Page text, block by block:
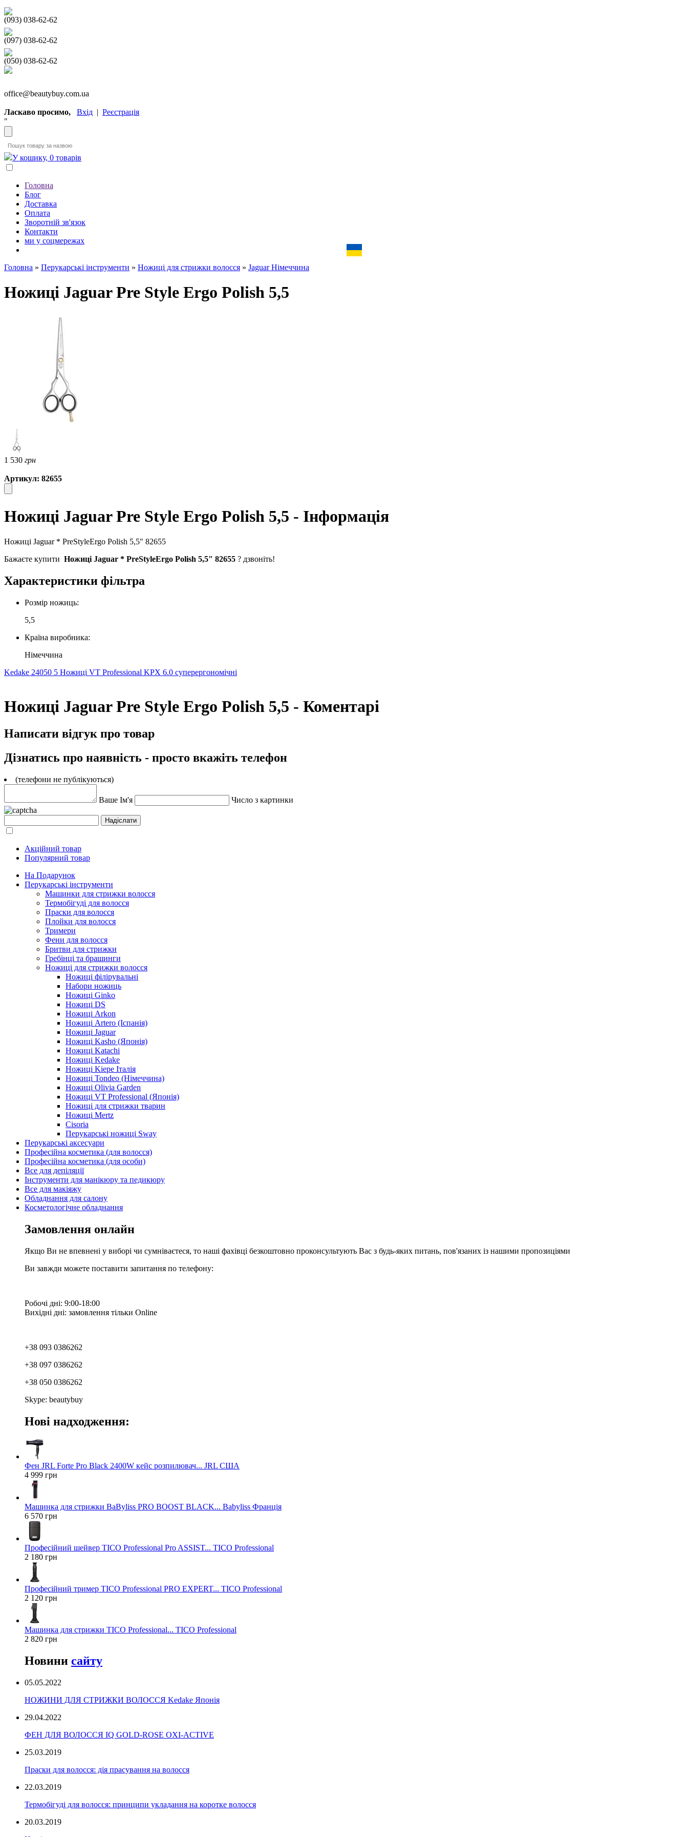
(093) 038-62-62
(097) 038-62-62
(050) 038-62-62
office@beautybuy.com.ua
Ласкаво просимо, Вхід | Реєстрація
"
У кошику, 0 товарів
Головна
Блог
Доставка
Оплата
Зворотній зв'язок
Контакти
ми у соцмережах
Головна » Перукарські інструменти » Ножиці для стрижки волосся » Jaguar Німеччина
Ножиці Jaguar Pre Style Ergo Polish 5,5
1 530 грн
Артикул: 82655
Ножиці Jaguar Pre Style Ergo Polish 5,5 - Інформація
Ножиці Jaguar * PreStyleErgo Polish 5,5" 82655
Бажаєте купити Ножиці Jaguar * PreStyleErgo Polish 5,5" 82655 ? дзвоніть!
Характеристики фільтра
Розмір ножиць:
5,5
Країна виробника:
Німеччина
Kedake 24050 5 Ножиці VT Professional KPX 6.0 суперергономічні
Ножиці Jaguar Pre Style Ergo Polish 5,5 - Коментарі
Написати відгук про товар
Дізнатись про наявність - просто вкажіть телефон
(телефони не публікуються)
Ваше Ім'я Число з картинки
Акційний товар
Популярний товар
На Подарунок
Перукарські інструменти
Машинки для стрижки волосся
Термобігуді для волосся
Праски для волосся
Плойки для волосся
Тримери
Фени для волосся
Бритви для стрижки
Гребінці та брашинги
Ножиці для стрижки волосся
Ножиці філірувальні
Набори ножиць
Ножиці Ginko
Ножиці DS
Ножиці Arkon
Ножиці Artero (Іспанія)
Ножиці Jaguar
Ножиці Kasho (Японія)
Ножиці Katachi
Ножиці Kedake
Ножиці Kiepe Італія
Ножиці Tondeo (Німеччина)
Ножиці Olivia Garden
Ножиці VT Professional (Японія)
Ножиці для стрижки тварин
Ножиці Mertz
Cisoria
Перукарські ножиці Sway
Перукарські аксесуари
Професійна косметика (для волосся)
Професійна косметика (для особи)
Все для депіляції
Інструменти для манікюру та педикюру
Все для макіяжу
Обладнання для салону
Косметологічне обладнання
Замовлення онлайн
Якщо Ви не впевнені у виборі чи сумніваєтеся, то наші фахівці безкоштовно проконсультують Вас з будь-яких питань, пов'язаних із нашими пропозиціями
Ви завжди можете поставити запитання по телефону:
Робочі дні: 9:00-18:00
Вихідні дні: замовлення тільки Online
+38 093 0386262
+38 097 0386262
+38 050 0386262
Skype: beautybuy
Нові надходження:
Фен JRL Forte Pro Black 2400W кейс розпилювач... JRL США
4 999 грн
Машинка для стрижки BaByliss PRO BOOST BLACK... Babyliss Франція
6 570 грн
Професійний шейвер TICO Professional Pro ASSIST... TICO Professional
2 180 грн
Професійний тример TICO Professional PRO EXPERT... TICO Professional
2 120 грн
Машинка для стрижки TICO Professional... TICO Professional
2 820 грн
Новини сайту
05.05.2022
НОЖИНИ ДЛЯ СТРИЖКИ ВОЛОССЯ Kedake Японія
29.04.2022
ФЕН ДЛЯ ВОЛОССЯ IQ GOLD-ROSE OXI-ACTIVE
25.03.2019
Праски для волосся: дія прасування на волосся
22.03.2019
Термобігуді для волосся: принципи укладання на коротке волосся
20.03.2019